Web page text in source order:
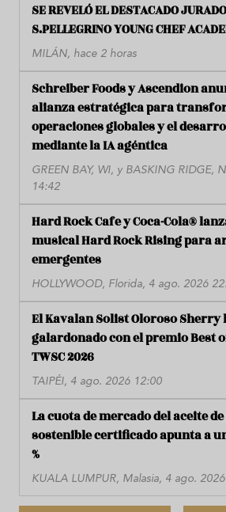
SE REVELÓ EL DESTACADO
S.PELLEGRINO YOUNG CHEF
MILÁN, hace 2 horas
Schreiber Foods y Ascendion
alianza estratégica para
operaciones globales y el
mediante la IA agéntica
GREEN BAY, WI, y BASKING RIDGE,
14:42
Hard Rock Cafe y Coca-Cola®
musical Hard Rock Rising para
emergentes
HOLLYWOOD, Florida, 4 ago. 2026
El Kavalan Solist Oloroso Sherry
galardonado con el premio Best
TWSC 2026
TAIPÉI, 4 ago. 2026 12:00
La cuota de mercado del aceite
sostenible certificado apunta a
%
KUALA LUMPUR, Malasia, 4 ago.